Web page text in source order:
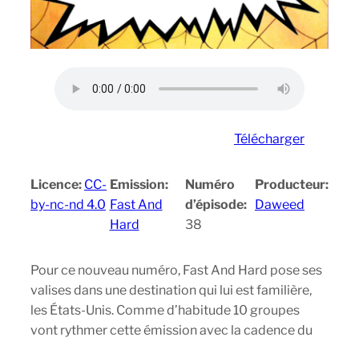
Télécharger
Licence: CC-
by-nc-nd 4.0
Emission:
Fast And
Hard
Numéro
d’épisode:
38
Producteur:
Daweed
Pour ce nouveau numéro, Fast And Hard pose ses
valises dans une destination qui lui est familière,
les États-Unis. Comme d’habitude 10 groupes
vont rythmer cette émission avec la cadence du